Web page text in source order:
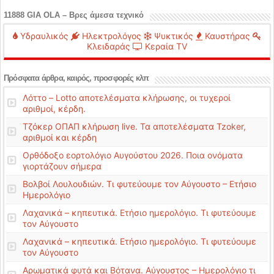
11888 GIA OLA – Βρες άμεσα τεχνικό
Υδραυλικός Ηλεκτρολόγος Ψυκτικός
Καυστήρας
Κλειδαράς
Κεραία TV
Πρόσφατα άρθρα, καιρός, προσφορές κλπ
Λόττο – Lotto αποτελέσματα κλήρωσης, οι τυχεροί
αριθμοί, κέρδη.
Τζόκερ ΟΠΑΠ κλήρωση live. Τα αποτελέσματα Tzoker,
αριθμοί και κέρδη
Ορθόδοξο εορτολόγιο Αυγούστου 2026. Ποια ονόματα
γιορτάζουν σήμερα
Βολβοί Λουλουδιών. Τι φυτεύουμε τον Αύγουστο – Ετήσιο
Ημερολόγιο
Λαχανικά – κηπευτικά. Ετήσιο ημερολόγιο. Τι φυτεύουμε
τον Αύγουστο
Λαχανικά – κηπευτικά. Ετήσιο ημερολόγιο. Τι φυτεύουμε
τον Αύγουστο
Αρωματικά φυτά και Βότανα. Αύγουστος – Ημερολόγιο τι